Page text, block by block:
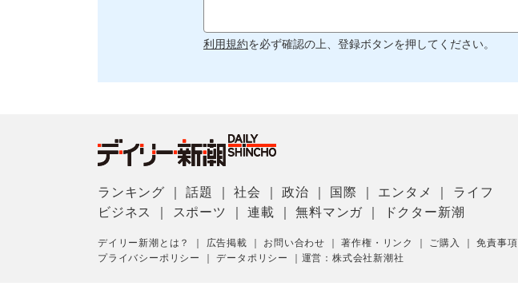
利用規約を必ず確認の上、登録ボタンを押してください。
ランキング ｜話題 ｜社会 ｜政治 国際 エンタメ
ライフ
ビジネス
スポーツ ｜連載 ｜無料マンガ ドクター新潮
デイリー新潮とは？ 広告掲載 お問い合わせ ｜著作権・リンク ご購入 ｜免責事項
プライバシーポリシー
｜データポリシー 運営：株式会社新潮社